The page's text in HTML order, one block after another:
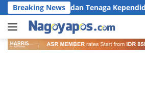
Langsung
ke
konten
Breaking News
4.877 Guru dan Tenaga